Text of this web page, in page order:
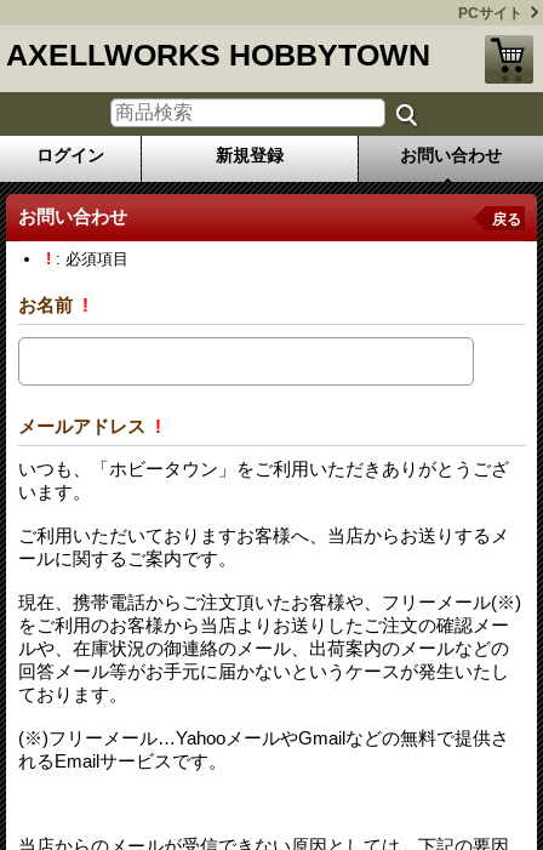
PCサイト
AXELLWORKS HOBBYTOWN
ログイン 新規登録 お問い合わせ
お問い合わせ 戻る
! : 必須項目
お名前 !
メールアドレス !
いつも、「ホビータウン」をご利用いただきありがとうござ
います。
ご利用いただいておりますお客様へ、当店からお送りするメ
ールに関するご案内です。
現在、携帯電話からご注文頂いたお客様や、フリーメール(※)
をご利用のお客様から当店よりお送りしたご注文の確認メー
ルや、在庫状況の御連絡のメール、出荷案内のメールなどの
回答メール等がお手元に届かないというケースが発生いたし
ております。
(※)フリーメール…YahooメールやGmailなどの無料で提供さ
れるEmailサービスです。
当店からのメールが受信できない原因としては、下記の要因